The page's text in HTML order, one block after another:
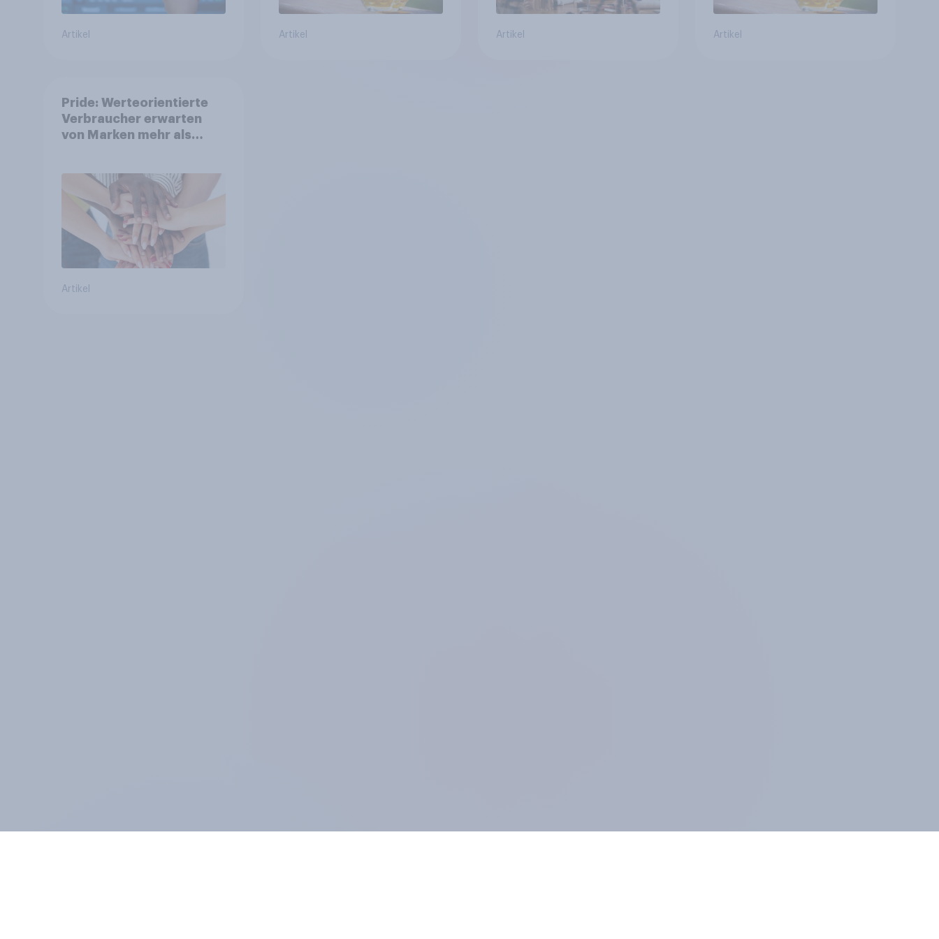
Artikel Artikel Artikel Artikel
Pride: Werteorientierte
Verbraucher erwarten
von Marken mehr als
Artikel